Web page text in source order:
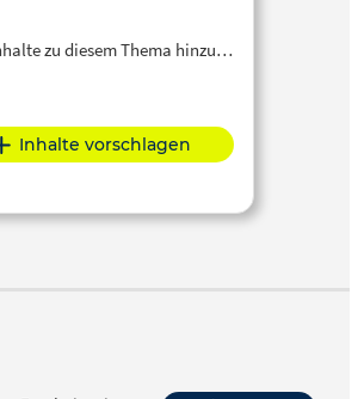
zu diesem Thema hinzu…
Inhalte vorschlagen